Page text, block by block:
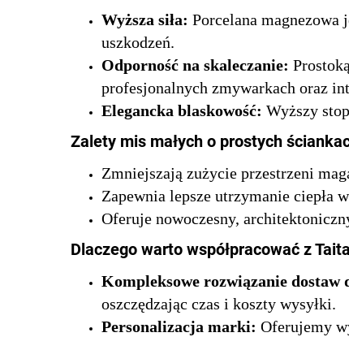
Wyższa siła: Porcelana
uszkodzeń.
Odporność na skaleczanie:
profesjonalnych zmywarkach oraz
Elegancka blaskowość: Wyższy
Zalety mis małych o prostych
Zmniejszają zużycie przestrzeni
Zapewnia lepsze utrzymanie ciepła
Oferuje nowoczesny,
Dlaczego warto współpracować z
Kompleksowe rozwiązanie dostaw
oszczędzając czas i koszty wysyłki.
Personalizacja marki: Oferujemy